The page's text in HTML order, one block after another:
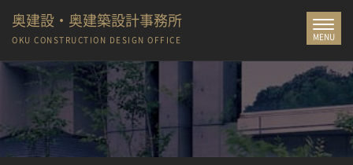
Toggle
MENU
奥建設・奥建築設計事務所
OKU CONSTRUCTION DESIGN OFFICE